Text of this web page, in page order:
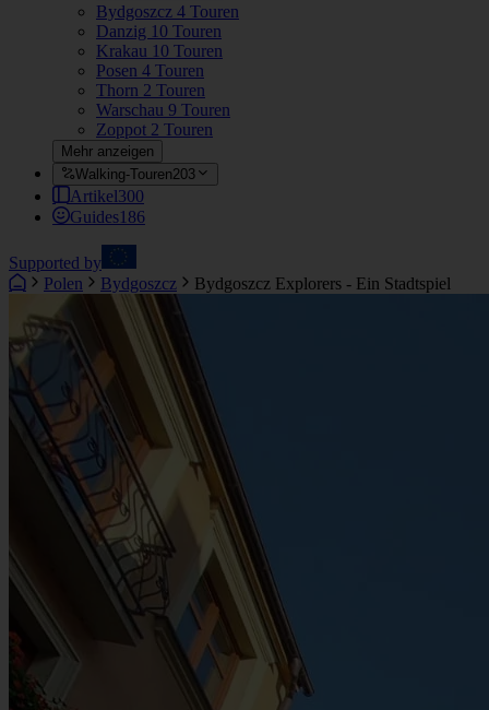
Bydgoszcz 4 Touren
Danzig 10 Touren
Krakau 10 Touren
Posen 4 Touren
Thorn 2 Touren
Warschau 9 Touren
Zoppot 2 Touren
Mehr anzeigen
Walking-Touren203
Artikel300
Guides186
Supported by
Polen
Bydgoszcz Bydgoszcz Explorers - Ein Stadtspiel